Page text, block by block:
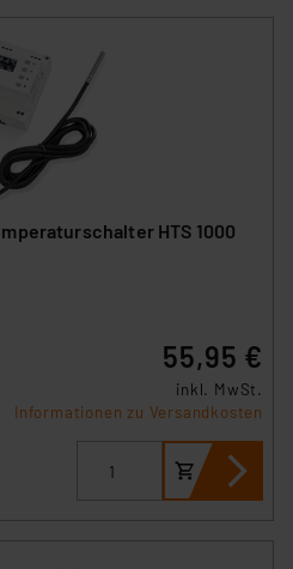
HTS 1000
55,95 €
inkl. MwSt.
Informationen zu Versandkosten